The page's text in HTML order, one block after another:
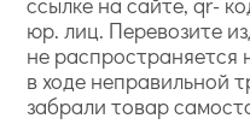
юр. лиц. Перевозите
не распространяется
в ходе неправильной
забрали товар